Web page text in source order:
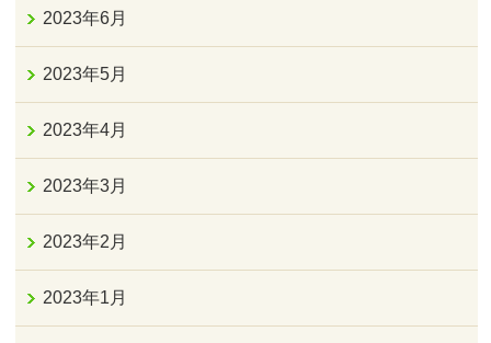
2023年6月
2023年5月
2023年4月
2023年3月
2023年2月
2023年1月